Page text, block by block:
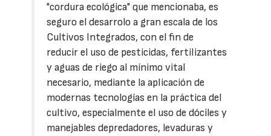
"cordura ecológica" que mencionaba, es
seguro el desarrolo a gran escala de los
Cultivos Integrados, con el fin de
reducir el uso de pesticidas, fertilizantes
y aguas de riego al mínimo vital
necesario, mediante la aplicación de
modernas tecnologías en la práctica del
cultivo, especialmente el uso de dóciles y
manejables depredadores, levaduras y